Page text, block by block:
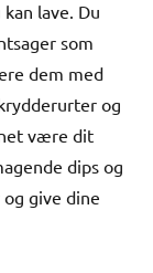
lave. Du
som
dem med
og
være dit
dips og
give dine